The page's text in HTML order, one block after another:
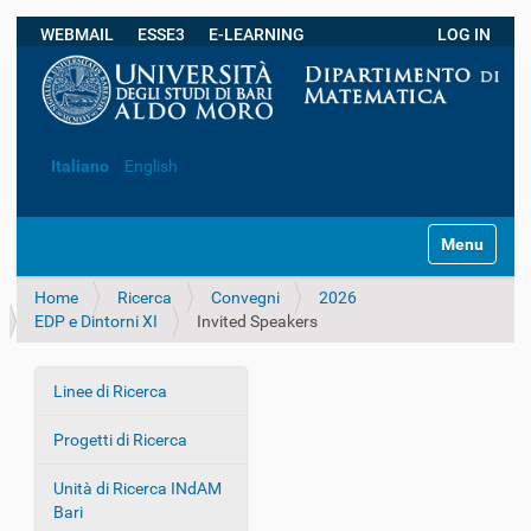
WEBMAIL ESSE3 E-LEARNING LOG IN
Italiano English
z
o
Toggle
Home Ricerca Convegni
2026
EDP e Dintorni XI
Invited Speakers
N
i
g
Linee di Ricerca
Progetti di Ricerca
Unità di Ricerca INdAM
Bari